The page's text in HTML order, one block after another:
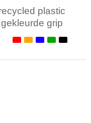
plastic
grip